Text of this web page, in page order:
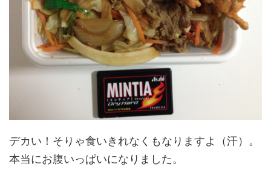
デカい！そりゃ食いきれなくもなりますよ（汗）。
本当にお腹いっぱいになりました。